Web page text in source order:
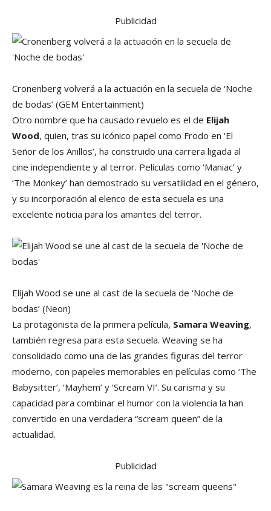
Publicidad
Cronenberg volverá a la actuación en la secuela de ‘Noche
de bodas’ (GEM Entertainment)
Otro nombre que ha causado revuelo es el de Elijah
Wood, quien, tras su icónico papel como Frodo en ‘El
Señor de los Anillos’, ha construido una carrera ligada al
cine independiente y al terror. Películas como ‘Maniac’ y
‘The Monkey’ han demostrado su versatilidad en el género,
y su incorporación al elenco de esta secuela es una
excelente noticia para los amantes del terror.
Elijah Wood se une al cast de la secuela de ‘Noche de
bodas’ (Neon)
La protagonista de la primera película, Samara Weaving,
también regresa para esta secuela. Weaving se ha
consolidado como una de las grandes figuras del terror
moderno, con papeles memorables en películas como ‘The
Babysitter’, ‘Mayhem’ y ‘Scream VI’. Su carisma y su
capacidad para combinar el humor con la violencia la han
convertido en una verdadera “scream queen” de la
actualidad.
Publicidad